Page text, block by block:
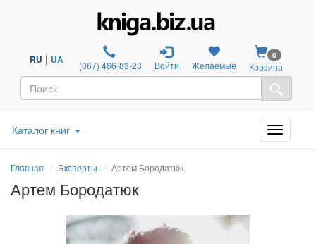
RU | UA (067) 466-83-23 Войти Желаемые
0
Корзина
Каталог книг
Главная Эксперты Артем Бородатюк
Артем Бородатюк